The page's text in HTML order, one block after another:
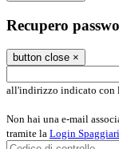
Recupero
button close ×
all'indirizzo indicato con
Non hai una e-mail
tramite la Login Spaggiari